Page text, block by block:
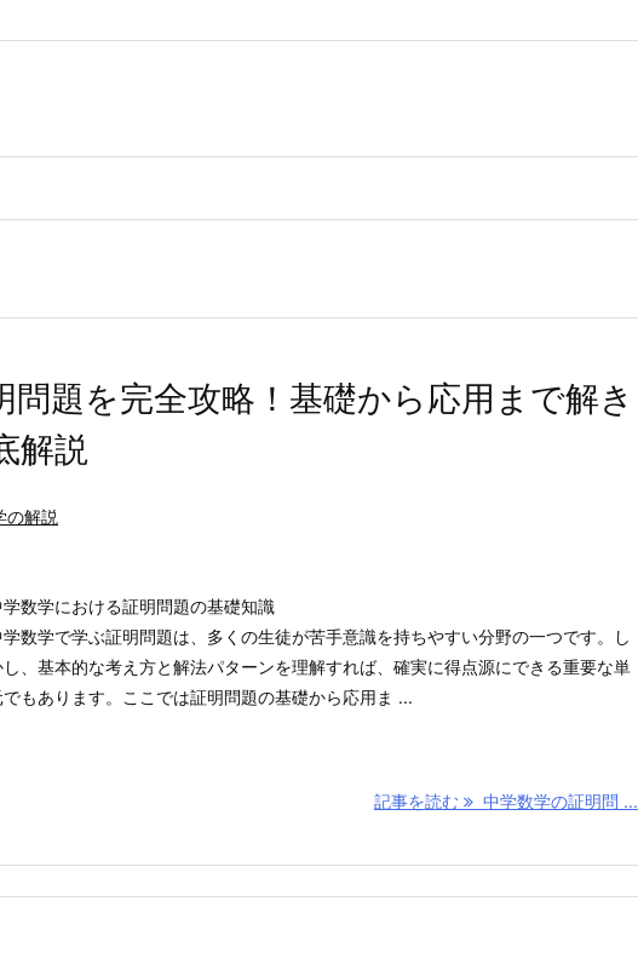
問題を完全攻略！基礎から応用まで解き
解説
の解説
学数学における証明問題の基礎知識
学数学で学ぶ証明問題は、多くの生徒が苦手意識を持ちやすい分野の一つです。し
し、基本的な考え方と解法パターンを理解すれば、確実に得点源にできる重要な単
でもあります。ここでは証明問題の基礎から応用ま ...
記事を読む 中学数学の証明問 ...